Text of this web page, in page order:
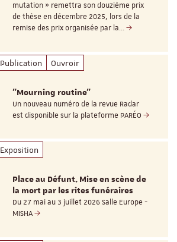
mutation » remettra son douzième prix
de thèse en décembre 2025, lors de la
remise des prix organisée par la…
Publication Ouvroir
"Mourning routine"
Un nouveau numéro de la revue Radar
est disponible sur la plateforme PARÉO
Exposition
Place au Défunt. Mise en scène de
la mort par les rites funéraires
Du 27 mai au 3 juillet 2026 Salle Europe -
MISHA